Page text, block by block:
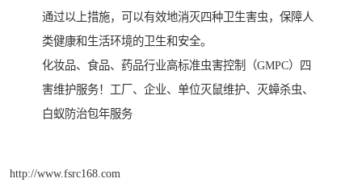
通过以上措施，可以有效地消灭四种卫生害虫，保障人
类健康和生活环境的卫生和安全。
化妆品、食品、药品行业高标准虫害控制（GMPC）四
害维护服务！工厂、企业、单位灭鼠维护、灭蟑杀虫、
白蚁防治包年服务
http://www.fsrc168.com